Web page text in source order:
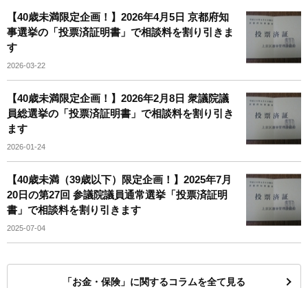
【40歳未満限定企画！】2026年4月5日 京都府知
事選挙の「投票済証明書」で相談料を割り引きま
す
2026-03-22
【40歳未満限定企画！】2026年2月8日 衆議院議
員総選挙の「投票済証明書」で相談料を割り引き
ます
2026-01-24
【40歳未満（39歳以下）限定企画！】2025年7月
20日の第27回 参議院議員通常選挙「投票済証明
書」で相談料を割り引きます
2025-07-04
「お金・保険」に関するコラムを全て見る